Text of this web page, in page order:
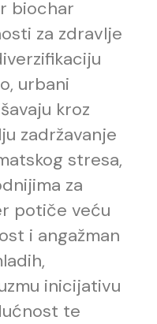
biochar
za zdravlje
urbani
kroz
zadržavanje
stresa,
za
potiče veću
i angažman
inicijativu
te